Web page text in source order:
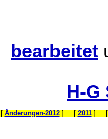
bearbeitet
H-G
[ Änderungen-2012] [ 2011]